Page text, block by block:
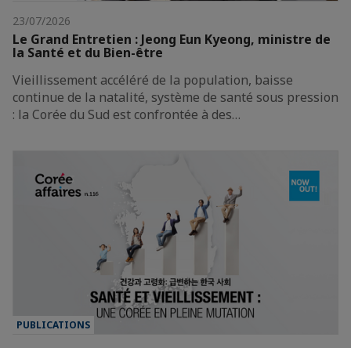
23/07/2026
Le Grand Entretien : Jeong Eun Kyeong, ministre de
la Santé et du Bien-être
Vieillissement accéléré de la population, baisse
continue de la natalité, système de santé sous pression
: la Corée du Sud est confrontée à des…
PUBLICATIONS